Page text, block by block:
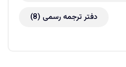
دفتر ترجمه رسمی (8)